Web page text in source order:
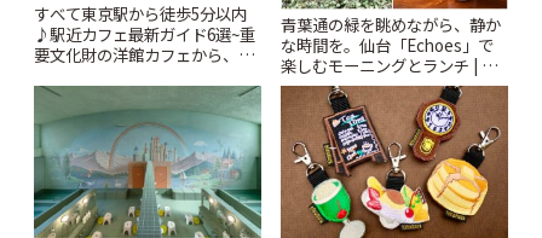
すべて東京駅から徒歩5分以内
♪駅近カフェ最新ガイド6選~重
要文化財の洋館カフェから、改
りっぷ
青葉通の緑を眺めながら、静か
な時間を。仙台「Echoes」で
楽しむモーニングとランチ | こ
とりっぷ